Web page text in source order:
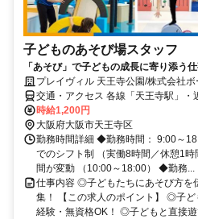
子どものあそび場スタッフ
「あそび」で子どもの成長に寄り添う
プレイヴィル 天王寺公園/株式会社ボ
交通・アクセス 各線「天王寺駅」・
駅」
時給1,200円
大阪府大阪市天王寺区
勤務時間詳細 ◆勤務時間： 9:00～
でのシフト制 （実働8時間／休憩1
間が変動 （10:00～18:00） ◆勤務...
仕事内容 ◎子どもたちにあそび方を
集！ 【この求人のポイント】 ◎子
経験・無資格OK！ ◎子どもと直接